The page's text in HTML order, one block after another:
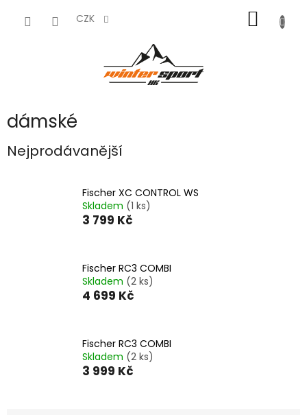
CZK
KOŠÍK
dámské
Nejprodávanější
Fischer XC CONTROL WS
Skladem (1 ks)
3 799 Kč
Fischer RC3 COMBI
Skladem (2 ks)
4 699 Kč
Fischer RC3 COMBI
Skladem (2 ks)
3 999 Kč